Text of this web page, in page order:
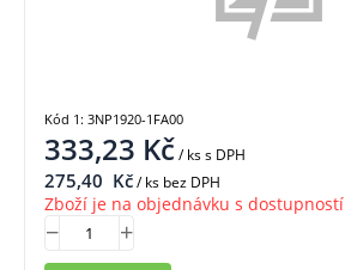
333,23 Kč/ kss DPH
275,40 Kč/ ks bez DPH
Zboží je na objednávku s dostupností
Kód 1: 3NP1920-1FA00